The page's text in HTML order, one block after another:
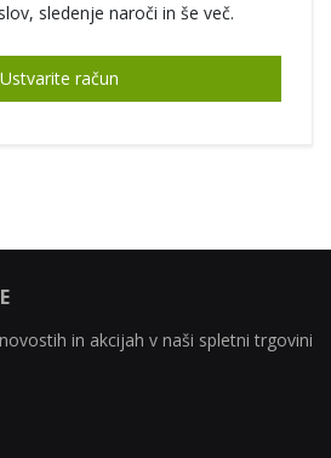
sledenje naroči in še več.
Ustvarite račun
in akcijah v naši spletni trgovini